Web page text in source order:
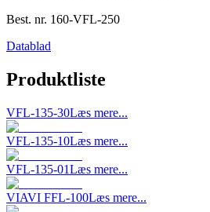
Best. nr. 160-VFL-250
Datablad
Produktliste
VFL-135-30Læs mere...
VFL-135-10Læs mere...
VFL-135-01Læs mere...
VIAVI FFL-100Læs mere...